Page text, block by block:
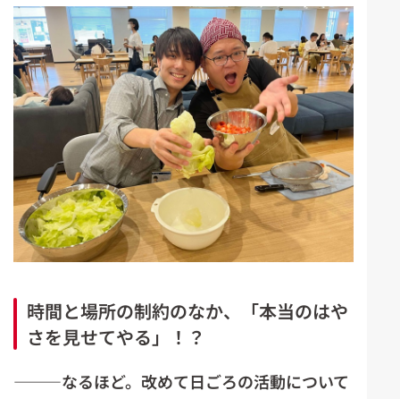
時間と場所の制約のなか、「本当のはや
さを見せてやる」！？
―――なるほど。改めて日ごろの活動について